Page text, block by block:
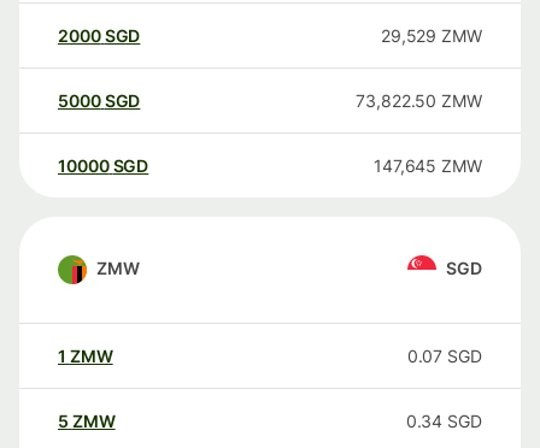
2000SGD 29,529 ZMW
5000SGD 73,822.50 ZMW
10000 SGD 147,645 ZMW
ZMW SGD
1 ZMW 0.07 SGD
5 ZMW 0.34 SGD